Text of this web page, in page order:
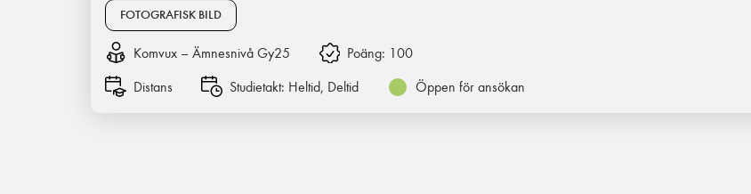
FOTOGRAFISK BILD
Komvux – Ämnesnivå Gy25 Poäng: 100
Distans
Studietakt: Heltid, Deltid Öppen för ansökan